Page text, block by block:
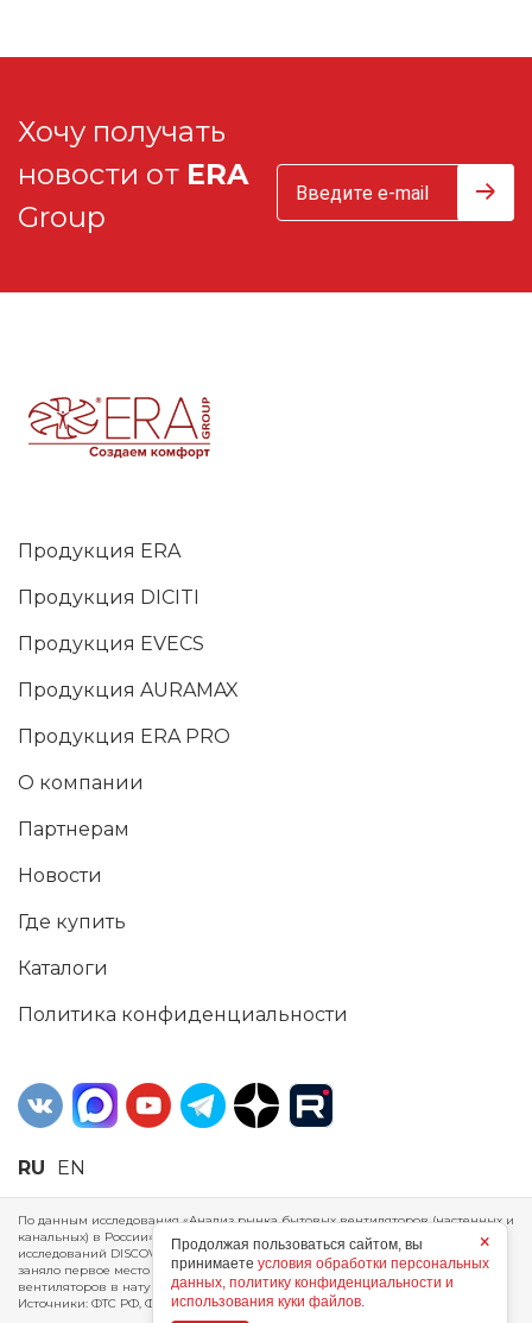
Хочу получать
новости от ERA
Group
Продукция ERA
Продукция DICITI
Продукция EVECS
Продукция AURAMAX
Продукция ERA PRO
О компании
Партнерам
Новости
Где купить
Каталоги
Политика конфиденциальности
RU EN
По данным исследования «Анализ рынка бытовых вентиляторов (настенных и
канальных) в России», проведенного Агентством маркетинговых
исследований DISCOVERY RESEARCH Group, 2025 г. ERA Group (ООО «ЭРА»)
заняло первое место по производству, объему продаж и экспорту бытовых
вентиляторов в натуральном и стоимостном выражении за 2024 год.
Источники: ФТС РФ, ФСГС РФ, исследования DISCOVERY RESEARCH Group.
×
Продолжая пользоваться сайтом, вы
принимаете условия обработки персональных
данных, политику конфиденциальности и
использования куки файлов.